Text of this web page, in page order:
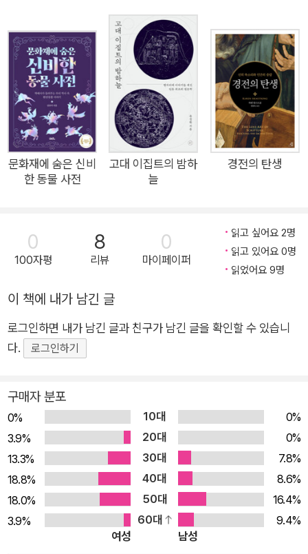
차, 아수라, 가루다 등 미처 몰랐던 우리 문화 속 위대한 존재들의
도상을 분석하는 책이다. 이 책을 펼치는 순간 문화재는 더 이상
박제된 작품이 아니다. 무심코 지나쳤던 사찰의 벽화와 박물관의
조각들, 익숙하지만 이해하지 못했던 민화 속 존재들을 바라보는
완전히 새로운 시야를 제공한다. 사찰 마당을 지키는 금강역사의
당당한 자세나 석탑 기단에 새겨진 야차의 표정, 민화 속의 기이
한 형상들이 생생한 모습으로 다가온다. 저자는 신적 존재의 의미
를 단순히 나열하는 것을 넘어 각 존재가 어떤 시대적 배경 속에
서 태어났고, 어떻게 인간의 마음과 믿음을 반영하며 변화해왔는
기 시작하고, 그 말의 의미를 조금씩 이해해가는 과정에서 독자는
전통과 미술, 신화가 더 이상 낯선 것이 아니라 자신의 삶과 맞닿
식 없이도 그림을 좋아하거나 전통문화에 관심을 가진 누구나 자
연스럽게 빠져들 수 있는 인문 예술서이자 한 번쯤 작품을 앞에
두고 “이 요소에는 무슨 의미가 담겨 있을까?”를 궁금해했던 사
람에게 가장 먼저 건넬 수 있는 해석의 열쇠다. 괴물이라 불렸던
소이다』는 현대를 살아가는 우리에게 괴물이라 불리는 존재들이
과거 신적 존재였음을 밝히는 인문 예술서다. 책의 주인공은 야
차, 아수라, 가루다, 시왕 등 동아시아 전통문화에 등장하는 다채
로운 신적 존재들이다. 이 책은 일본, 중국, 인도 등 다양한 국가
의 귀한 도판을 다수 수록함으로써 신적 존재들이 미술에서 어떻
게 해석되었는지를 나열하는 데 그치지 않고 한 존재가 오랜 시간
인간의 상상력과 믿음 속에서 변화하고 받아들여지는 과정을 섬
세하게 따라간다. 그들은 민화, 불화, 조각상 등에 다양한 모습으
문화재에 숨은 신비
한 동물 사전
고대 이집트의 밤하
늘
경전의 탄생
0
100자평
8
리뷰
0
마이페이퍼
읽고 싶어요 2명
읽고 있어요 0명
읽었어요 9명
이 책에 내가 남긴 글
로그인하면 내가 남긴 글과 친구가 남긴 글을 확인할 수 있습니
다.
로그인하기
구매자 분포
0% 10대
0%
3.9%
20대
0%
13.3%
30대
7.8%
18.8%
40대
8.6%
18.0%
50대
16.4%
3.9%
60대
9.4%
여성
남성